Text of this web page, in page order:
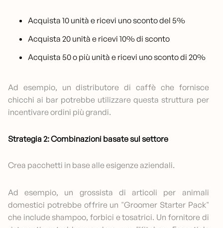
Acquista 10 unità e ricevi uno sconto del 5%
Acquista 20 unità e ricevi 10% di sconto
Acquista 50 o più unità e ricevi uno sconto di 20%
Ad esempio, un distributore di caffè che fornisce
chicchi ai bar potrebbe utilizzare questa struttura per
incentivare ordini più grandi.
Strategia 2: Combinazioni basate sul settore
Crea pacchetti in base alle esigenze aziendali.
Ad esempio, un grossista di articoli per animali
domestici potrebbe offrire un "Groomer Starter Pack"
che include shampoo, forbici e tosatrici. Un fornitore di